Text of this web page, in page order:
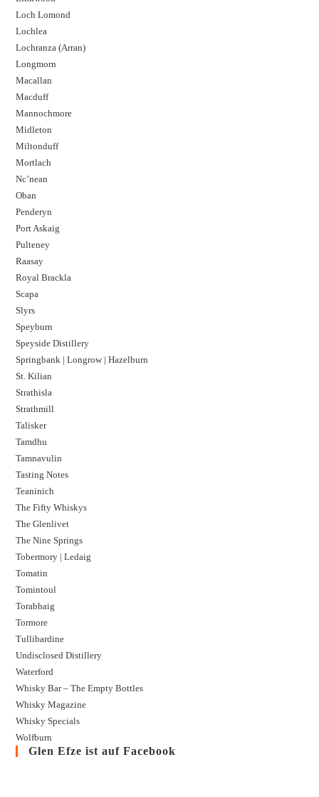
Loch Lomond
Lochlea
Lochranza (Arran)
Longmorn
Macallan
Macduff
Mannochmore
Midleton
Miltonduff
Mortlach
Nc’nean
Oban
Penderyn
Port Askaig
Pulteney
Raasay
Royal Brackla
Scapa
Slyrs
Speyburn
Speyside Distillery
Springbank | Longrow | Hazelburn
St. Kilian
Strathisla
Strathmill
Talisker
Tamdhu
Tamnavulin
Tasting Notes
Teaninich
The Fifty Whiskys
The Glenlivet
The Nine Springs
Tobermory | Ledaig
Tomatin
Tomintoul
Torabhaig
Tormore
Tullibardine
Undisclosed Distillery
Waterford
Whisky Bar – The Empty Bottles
Whisky Magazine
Whisky Specials
Wolfburn
Glen Efze ist auf Facebook